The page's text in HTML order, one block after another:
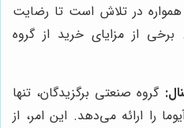
در تلاش است تا رضایت
از مزایای خرید از گروه
گروه صنعتی برگزیدگان، تنها
را ارائه می‌دهد. این امر، از